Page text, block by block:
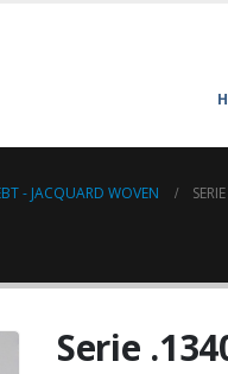
- JACQUARD WOVEN
Serie